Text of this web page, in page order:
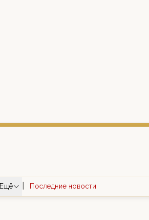
Ещё Последние новости